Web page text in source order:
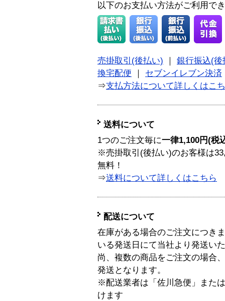
以下のお支払い方法がご利用で
売掛取引(後払い)
銀行振込(後
換宅配便
セブンイレブン決済
⇒支払方法について詳しくはこ
送料について
1つのご注文毎に一律1,100円(税
※売掛取引(後払い)のお客様は
無料！
⇒送料について詳しくはこちら
配送について
在庫がある場合のご注文につき
いる発送日にて当社より発送い
尚、複数の商品をご注文の場合
発送となります。
※配送業者は「佐川急便」また
けます